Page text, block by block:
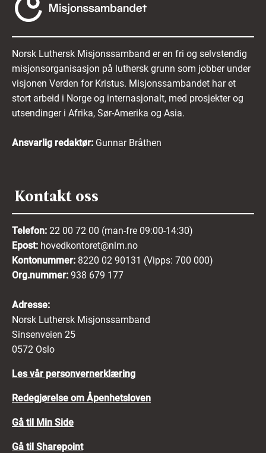
Norsk Luthersk Misjonssamband er en fri og selvstendig
misjonsorganisasjon på luthersk grunn som jobber under
visjonen Verden for Kristus. Misjonssambandet har et
stort arbeid i Norge og internasjonalt, med prosjekter og
utsendinger i Afrika, Sør-Amerika og Asia.
Ansvarlig redaktør: Gunnar Bråthen
Kontakt oss
Telefon: 22 00 72 00 (man-fre 09:00-14:30)
Epost: hovedkontoret@nlm.no
Kontonummer: 8220 02 90131 (Vipps: 700 000)
Org.nummer: 938 679 177
Adresse:
Norsk Luthersk Misjonssamband
Sinsenveien 25
0572 Oslo
Les vår personvernerklæring
Redegjørelse om Åpenhetsloven
Gå til Min Side
Gå til Sharepoint